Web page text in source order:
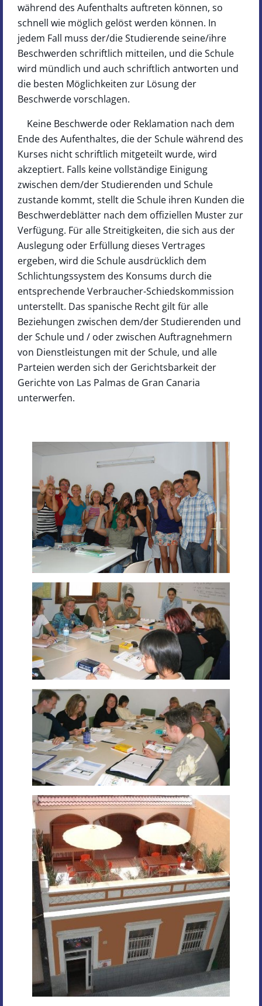
während des Aufenthalts auftreten können, so
schnell wie möglich gelöst werden können. In
jedem Fall muss der/die Studierende seine/ihre
Beschwerden schriftlich mitteilen, und die Schule
wird mündlich und auch schriftlich antworten und
die besten Möglichkeiten zur Lösung der
Beschwerde vorschlagen.
Keine Beschwerde oder Reklamation nach dem
Ende des Aufenthaltes, die der Schule während des
Kurses nicht schriftlich mitgeteilt wurde, wird
akzeptiert. Falls keine vollständige Einigung
zwischen dem/der Studierenden und Schule
zustande kommt, stellt die Schule ihren Kunden die
Beschwerdeblätter nach dem offiziellen Muster zur
Verfügung. Für alle Streitigkeiten, die sich aus der
Auslegung oder Erfüllung dieses Vertrages
ergeben, wird die Schule ausdrücklich dem
Schlichtungssystem des Konsums durch die
entsprechende Verbraucher-Schiedskommission
unterstellt. Das spanische Recht gilt für alle
Beziehungen zwischen dem/der Studierenden und
der Schule und / oder zwischen Auftragnehmern
von Dienstleistungen mit der Schule, und alle
Parteien werden sich der Gerichtsbarkeit der
Gerichte von Las Palmas de Gran Canaria
unterwerfen.